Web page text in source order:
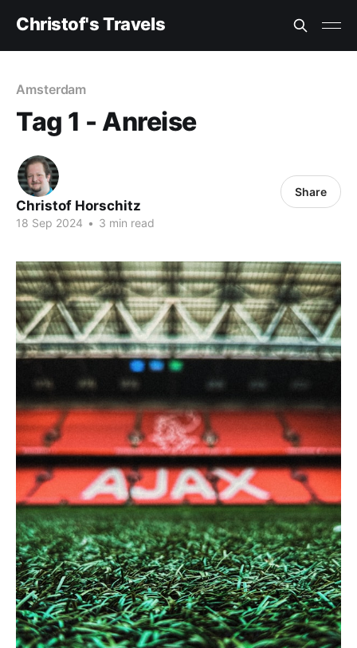
Christof's Travels
Amsterdam
Tag 1 - Anreise
Christof Horschitz
18 Sep 2024 • 3 min read
Share